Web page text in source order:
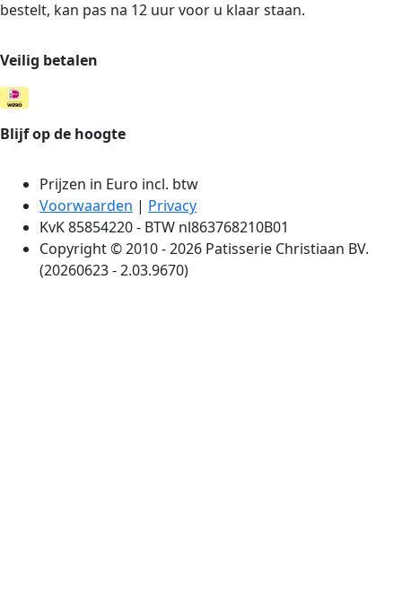
bestelt, kan pas na 12 uur voor u klaar staan.
Veilig betalen
Blijf op de hoogte
Prijzen in Euro incl. btw
Voorwaarden | Privacy
KvK 85854220 - BTW nl863768210B01
Copyright © 2010 - 2026 Patisserie Christiaan BV.
(20260623 - 2.03.9670)